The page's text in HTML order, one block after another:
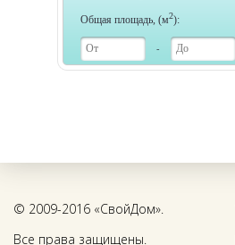
Общая площадь, (м2):
-
© 2009-2016 «СвойДом».
Все права защищены.